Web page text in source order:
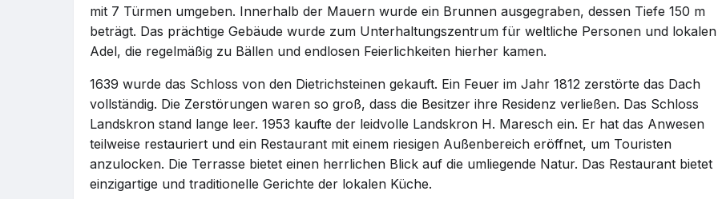
mit 7 Türmen umgeben. Innerhalb der Mauern wurde ein Brunnen ausgegraben, dessen Tiefe 150 m
beträgt. Das prächtige Gebäude wurde zum Unterhaltungszentrum für weltliche Personen und lokalen
Adel, die regelmäßig zu Bällen und endlosen Feierlichkeiten hierher kamen.
1639 wurde das Schloss von den Dietrichsteinen gekauft. Ein Feuer im Jahr 1812 zerstörte das Dach
vollständig. Die Zerstörungen waren so groß, dass die Besitzer ihre Residenz verließen. Das Schloss
Landskron stand lange leer. 1953 kaufte der leidvolle Landskron H. Maresch ein. Er hat das Anwesen
teilweise restauriert und ein Restaurant mit einem riesigen Außenbereich eröffnet, um Touristen
anzulocken. Die Terrasse bietet einen herrlichen Blick auf die umliegende Natur. Das Restaurant bietet
einzigartige und traditionelle Gerichte der lokalen Küche.